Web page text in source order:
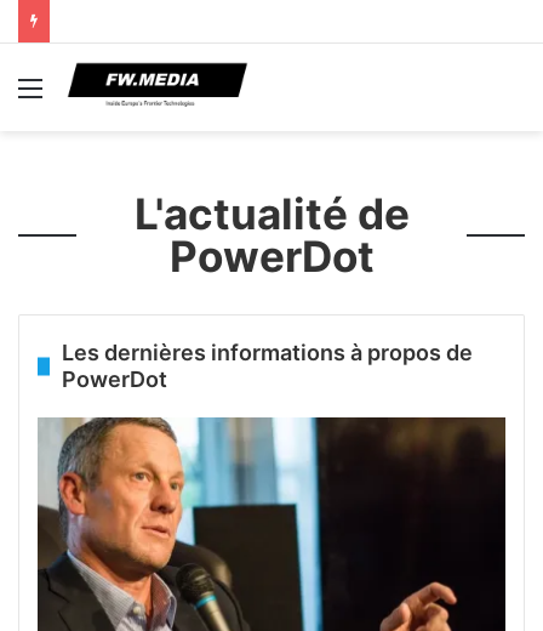
Menu
L'actualité de
PowerDot
Les dernières informations à propos de
PowerDot